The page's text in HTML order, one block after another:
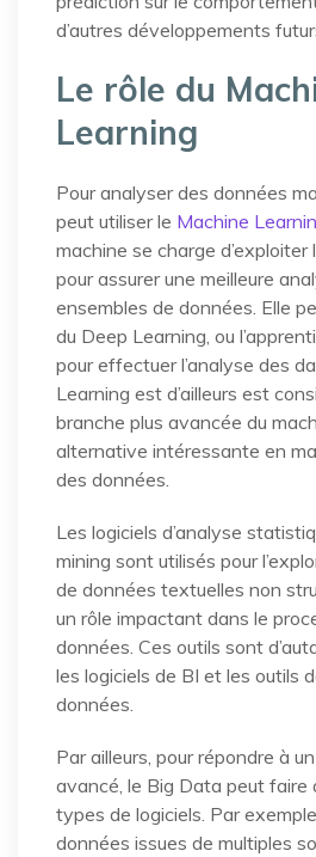
d’autres développements
Le rôle du
Learning
Pour analyser des données
peut utiliser le Machine
machine se charge d’exploiter
pour assurer une meilleure
ensembles de données. Elle
du Deep Learning, ou
pour effectuer l’analyse des
Learning est d’ailleurs est
branche plus avancée du
alternative intéressante en
des données.
Les logiciels d’analyse
mining sont utilisés pour
de données textuelles non
un rôle impactant dans le
données. Ces outils sont
les logiciels de BI et les outils
données.
Par ailleurs, pour répondre à
avancé, le Big Data peut faire
types de logiciels. Par
données issues de multiples